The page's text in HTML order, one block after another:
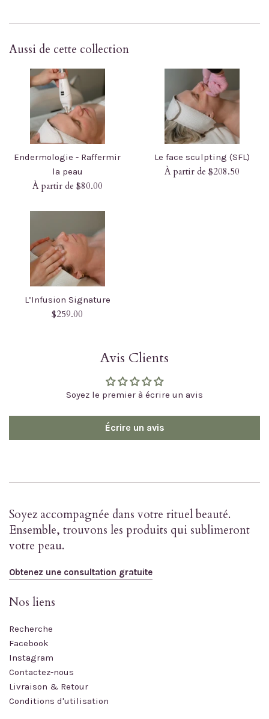
Aussi de cette collection
Endermologie - Raffermir
la peau
À partir de $80.00
Le face sculpting (SFL)
À partir de $208.50
L’Infusion Signature
Prix
$259.00
Avis Clients
Soyez le premier à écrire un avis
Écrire un avis
Soyez accompagnée dans votre rituel beauté.
Ensemble, trouvons les produits qui sublimeront
votre peau.
Obtenez une consultation gratuite
Nos liens
Recherche
Facebook
Instagram
Contactez-nous
Livraison & Retour
Conditions d'utilisation